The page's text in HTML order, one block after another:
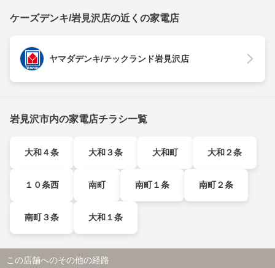
ケーズデンキ/岩見沢店の近くの家電店
ヤマダデンキ/テックランド岩見沢店
岩見沢市内の家電店チラシ一覧
大和４条 大和３条 大和町 大和２条
１０条西 南町 南町１条 南町２条
南町３条 大和１条
この店舗へのその他の経路